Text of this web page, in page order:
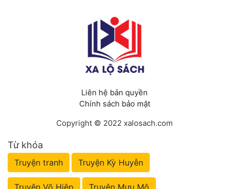
Liên hệ bản quyền
Chính sách bảo mật
Copyright © 2022 xalosach.com
Từ khóa
Truyện tranh Truyện Kỳ Huyễn